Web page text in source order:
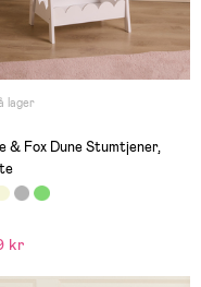
lager
& Fox Dune Stumtjener,
kr